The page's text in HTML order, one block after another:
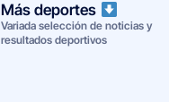
Más deportes
Variada selección de noticias y
resultados deportivos